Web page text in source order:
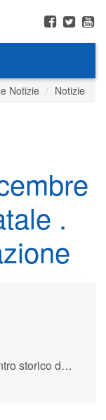
Notizie Notizie
.
di Zogno